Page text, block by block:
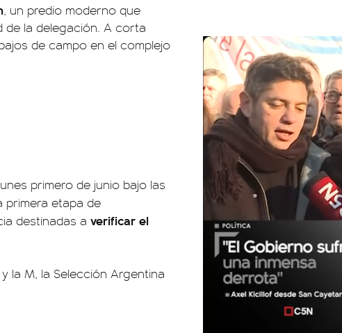
, un predio moderno que
la delegación. A corta
de campo en el complejo
primero de junio bajo las
primera etapa de
destinadas a verificar el
y la M, la Selección Argentina